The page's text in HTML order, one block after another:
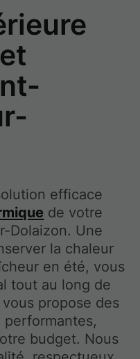
efficace
de votre
Dolaizon. Une
la chaleur
en été, vous
tout au long de
vous propose des
performantes,
budget. Nous